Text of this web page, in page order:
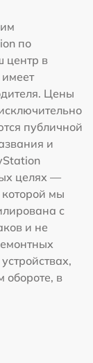
по
центр в
Цены
публичной
и
целях —
которой мы
с
и не
обороте, в